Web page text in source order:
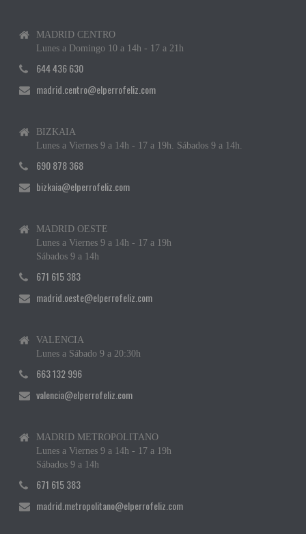
MADRID CENTRO
Lunes a Domingo 10 a 14h - 17 a 21h
644 436 630
madrid.centro@elperrofeliz.com
BIZKAIA
Lunes a Viernes 9 a 14h - 17 a 19h. Sábados 9 a 14h.
690 878 368
bizkaia@elperrofeliz.com
MADRID OESTE
Lunes a Viernes 9 a 14h - 17 a 19h
Sábados 9 a 14h
671 615 383
madrid.oeste@elperrofeliz.com
VALENCIA
Lunes a Sábado 9 a 20:30h
663 132 996
valencia@elperrofeliz.com
MADRID METROPOLITANO
Lunes a Viernes 9 a 14h - 17 a 19h
Sábados 9 a 14h
671 615 383
madrid.metropolitano@elperrofeliz.com